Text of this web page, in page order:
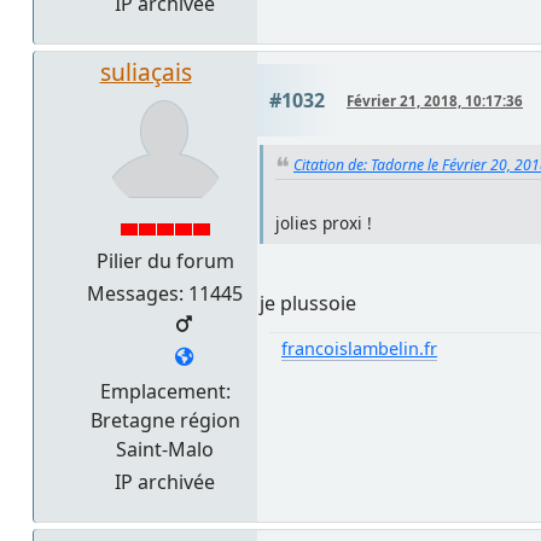
suliaçais
Pilier du forum
Messages: 11445
Emplacement:
Bretagne région
Saint-Malo
IP archivée
#1032 Février 21, 2018, 10:17:36
Citation de: Tadorne le Février 20,
jolies proxi !
je plussoie
francoislambelin.fr